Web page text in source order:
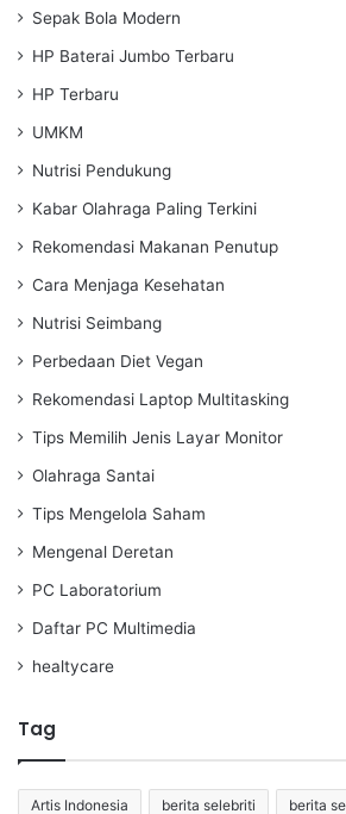
Sepak Bola Modern
HP Baterai Jumbo Terbaru
HP Terbaru
UMKM
Nutrisi Pendukung
Kabar Olahraga Paling Terkini
Rekomendasi Makanan Penutup
Cara Menjaga Kesehatan
Nutrisi Seimbang
Perbedaan Diet Vegan
Rekomendasi Laptop Multitasking
Tips Memilih Jenis Layar Monitor
Olahraga Santai
Tips Mengelola Saham
Mengenal Deretan
PC Laboratorium
Daftar PC Multimedia
healtycare
Tag
Artis Indonesia berita selebriti berita